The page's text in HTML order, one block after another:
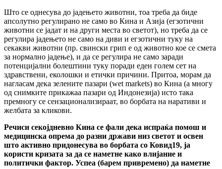
Што се однесува до јадењето животни, тоа треба да биде
апсолутно регулирано не само во Кина и Азија (егзотични
животни се јадат и на други места во светот), но треба да се
регулира јадењето не само на диви и егзотични туку на
секакви животни (пр. свински грип е од животно кое се смета
за нормално јадење), и да се регулира не само заради
потенцијални болештини туку поради еден голем сет на
здравствени, еколошки и етички причини. Притоа, морам да
нагласам дека зелените пазари (wet markets) во Кина (а многу
од снимките прикажаа пазари од Индонезија) исто така
премногу се сензационализираат, во борбата на наративи и
желбата за кликови.
Речиси секојдневно Кина се фали дека испраќа помош и
медицинска опрема до разни држави низ светот и освен
што активно придонесува во борбата со Ковид19, ја
користи кризата за да се наметне како влијание и
политички фактор. Успеа (барем привремено) да наметне